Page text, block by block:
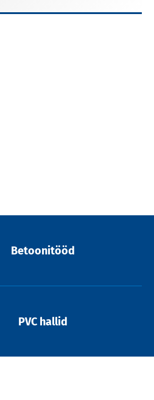
Betoonitööd
PVC hallid